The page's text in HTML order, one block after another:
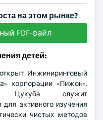
на этом рынке?
PDF-файл
детей:
Инжиниринговый
корпорации «Пижон».
Цукуба служит
активного изучения
чистых методов